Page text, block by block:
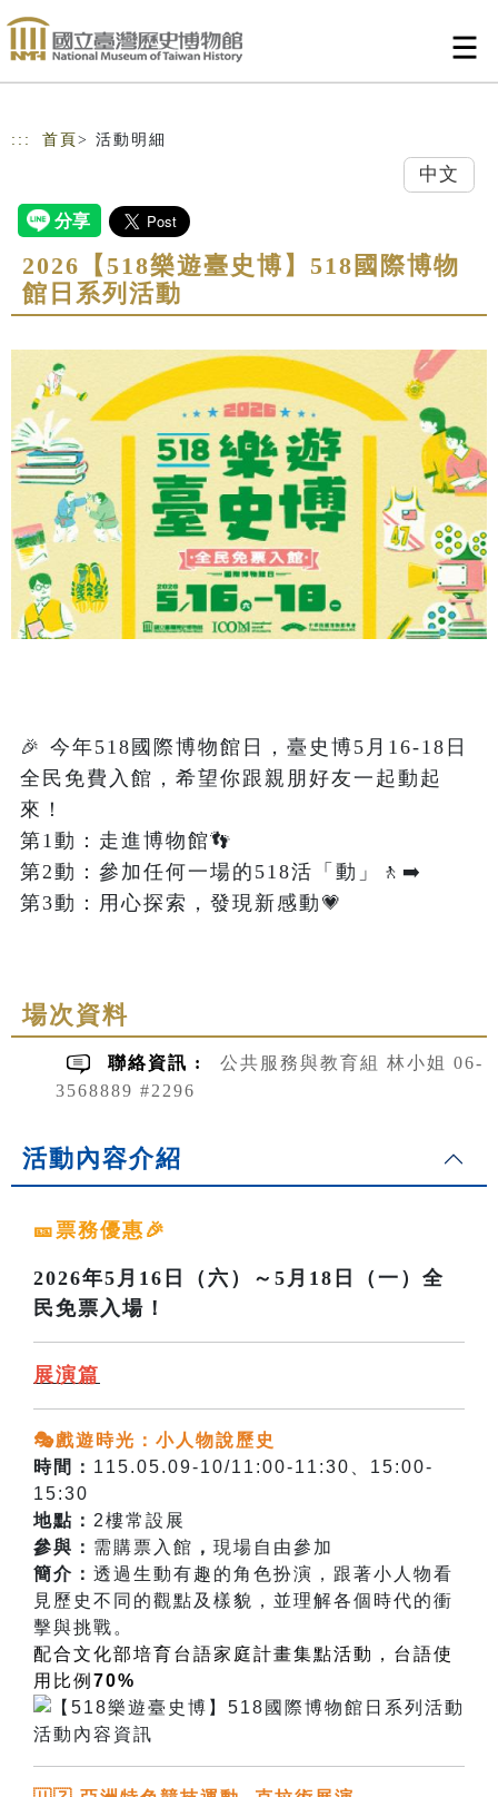
跳到主要內容
網站導覽
::: 首頁 > 活動明細
中文
2026【518樂遊臺史博】518國際博物
館日系列活動
🎉 今年518國際博物館日，臺史博5月16-18日
全民免費入館，希望你跟親朋好友一起動起
來！
第1動：走進博物館👣
第2動：參加任何一場的518活「動」🚶‍➡️
第3動：用心探索，發現新感動💗
場次資料
聯絡資訊 :
公共服務與教育組 林小姐 06-
3568889 #2296
活動內容介紹
🎫票務優惠🎉
2026年5月16日（六）～5月18日（一）全
民免票入場！
展演篇
🎭戲遊時光：小人物說歷史
時間： 115.05.09-10/11:00-11:30、15:00-
15:30
地點： 2樓常設展
參與： 需購票入館 ， 現場自由參加
簡介： 透過生動有趣的角色扮演，跟著小人物看
見歷史不同的觀點及樣貌，並理解各個時代的衝
擊與挑戰。
配合文化部培育台語家庭計畫集點活動，台語使
用比例 70%